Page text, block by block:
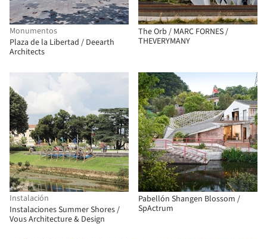
Monumentos
Plaza de la Libertad / Deearth
Architects
The Orb / MARC FORNES /
THEVERYMANY
Instalación
Instalaciones Summer Shores /
Vous Architecture & Design
Pabellón Shangen Blossom /
SpActrum